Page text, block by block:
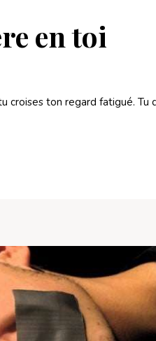
en toi
croises ton regard fatigué.